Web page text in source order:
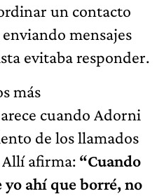
un contacto
mensajes
evitaba responder.
más
cuando Adorni
de los llamados
afirma: “Cuando
yo ahí que borré, no